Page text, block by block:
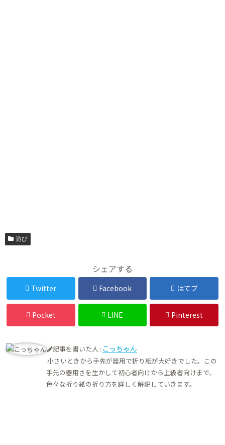
遊び
シェアする
Twitter Facebook はてブ
Pocket LINE Pinterest
記事を書いた人 : こっちゃん
小さいときから手先が器用で折り紙が大好きでした。この
手先の器用さを生かして初心者向けから上級者向けまで、
色々な折り紙の折り方を詳しく解説していきます。